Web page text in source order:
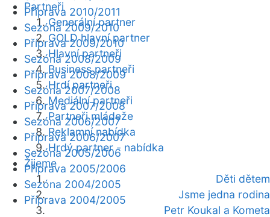
Partneři
Generální partner
GOLD hlavní partner
Hlavní partneři
Business partneři
Hrdí partneři
Mediální partneři
Partneři mládeže
Reklamní nabídka
Hrdý partner - nabídka
Žijeme
Děti dětem
Jsme jedna rodina
Petr Koukal a Kometa
Příprava 2010/2011
Sezóna 2009/2010
Příprava 2009/2010
Sezóna 2008/2009
Příprava 2008/2009
Sezóna 2007/2008
Příprava 2007/2008
Sezóna 2006/2007
Příprava 2006/2007
Sezóna 2005/2006
Příprava 2005/2006
Sezóna 2004/2005
Příprava 2004/2005